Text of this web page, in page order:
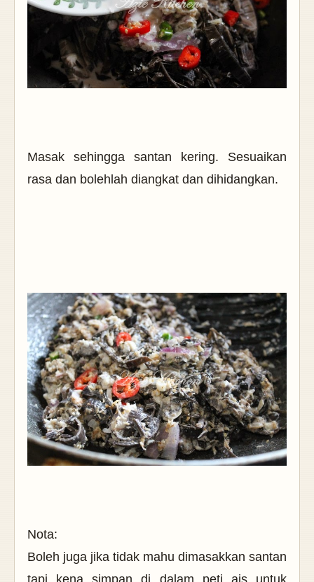
Masak sehingga santan kering. Sesuaikan
rasa dan bolehlah diangkat dan dihidangkan.
Nota:
Boleh juga jika tidak mahu dimasakkan santan
tapi kena simpan di dalam peti ais untuk